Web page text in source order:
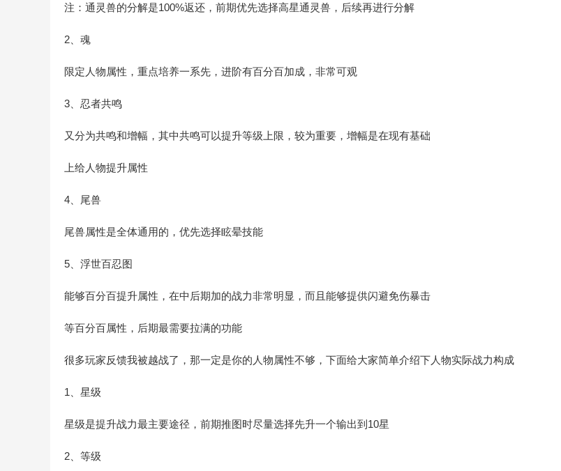
注：通灵兽的分解是100%返还，前期优先选择高星通灵兽，后续再进行分解
2、魂
限定人物属性，重点培养一系先，进阶有百分百加成，非常可观
3、忍者共鸣
又分为共鸣和增幅，其中共鸣可以提升等级上限，较为重要，增幅是在现有基础
上给人物提升属性
4、尾兽
尾兽属性是全体通用的，优先选择眩晕技能
5、浮世百忍图
能够百分百提升属性，在中后期加的战力非常明显，而且能够提供闪避免伤暴击
等百分百属性，后期最需要拉满的功能
很多玩家反馈我被越战了，那一定是你的人物属性不够，下面给大家简单介绍下人物实际战力构成
1、星级
星级是提升战力最主要途径，前期推图时尽量选择先升一个输出到10星
2、等级